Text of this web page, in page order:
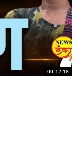
00:12:18